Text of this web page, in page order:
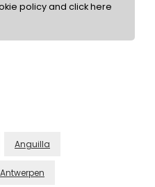
policy and click here
Anguilla
Antwerpen